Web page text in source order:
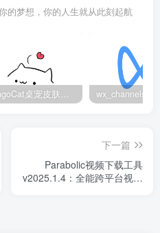
的梦想，你的人生就从此刻起航
下一篇
Parabolic视频下载工具
v2025.1.4：全能跨平台视频